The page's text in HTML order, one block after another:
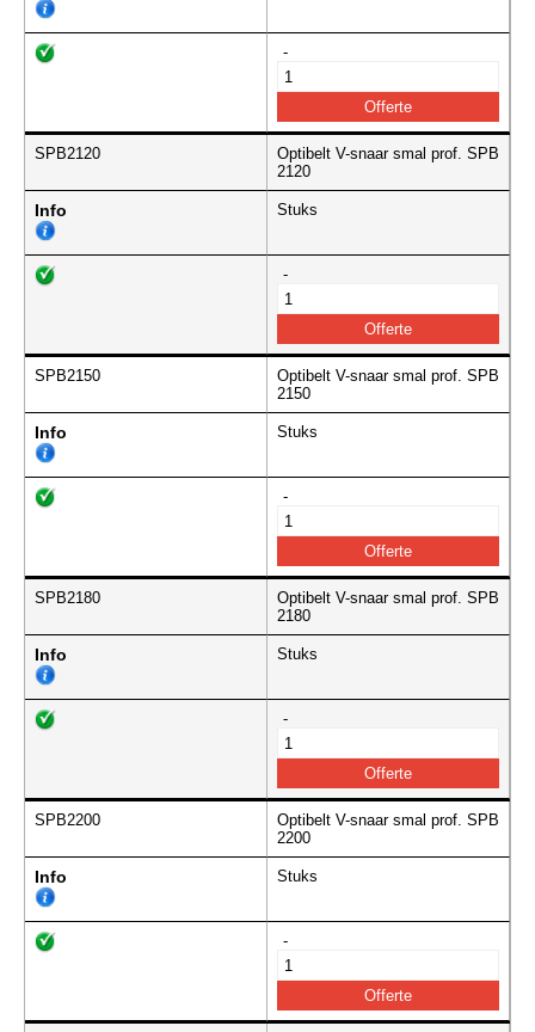
-
SPB2120
Optibelt V-snaar smal prof. SPB
2120
Info Stuks
-
SPB2150
Optibelt V-snaar smal prof. SPB
2150
Info Stuks
-
SPB2180
Optibelt V-snaar smal prof. SPB
2180
Info Stuks
-
SPB2200
Optibelt V-snaar smal prof. SPB
2200
Info Stuks
-